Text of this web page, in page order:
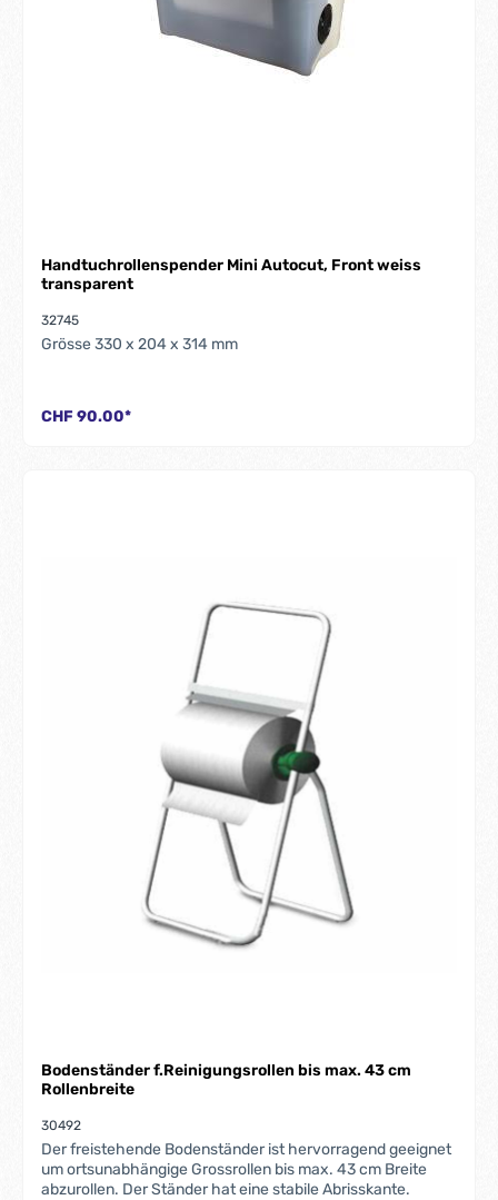
Handtuchrollenspender Mini Autocut, Front weiss
transparent
32745
Grösse 330 x 204 x 314 mm
CHF 90.00*
Bodenständer f.Reinigungsrollen bis max. 43 cm
Rollenbreite
30492
Der freistehende Bodenständer ist hervorragend geeignet
um ortsunabhängige Grossrollen bis max. 43 cm Breite
abzurollen. Der Ständer hat eine stabile Abrisskante.